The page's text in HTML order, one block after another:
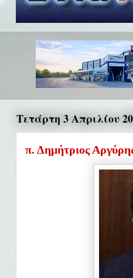
Τετάρτη 3 Απριλίου
π. Δημήτριος